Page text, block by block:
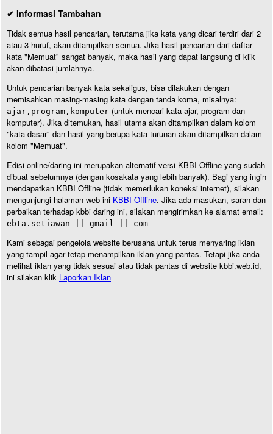
✔ Informasi Tambahan
Tidak semua hasil pencarian, terutama jika kata yang dicari terdiri dari 2
atau 3 huruf, akan ditampilkan semua. Jika hasil pencarian dari daftar
kata "Memuat" sangat banyak, maka hasil yang dapat langsung di klik
akan dibatasi jumlahnya.
Untuk pencarian banyak kata sekaligus, bisa dilakukan dengan
memisahkan masing-masing kata dengan tanda koma, misalnya:
ajar,program,komputer (untuk mencari kata ajar, program dan
komputer). Jika ditemukan, hasil utama akan ditampilkan dalam kolom
"kata dasar" dan hasil yang berupa kata turunan akan ditampilkan dalam
kolom "Memuat".
Edisi online/daring ini merupakan alternatif versi KBBI Offline yang sudah
dibuat sebelumnya (dengan kosakata yang lebih banyak). Bagi yang ingin
mendapatkan KBBI Offline (tidak memerlukan koneksi internet), silakan
mengunjungi halaman web ini KBBI Offline. Jika ada masukan, saran dan
perbaikan terhadap kbbi daring ini, silakan mengirimkan ke alamat email:
ebta.setiawan || gmail || com
Kami sebagai pengelola website berusaha untuk terus menyaring iklan
yang tampil agar tetap menampilkan iklan yang pantas. Tetapi jika anda
melihat iklan yang tidak sesuai atau tidak pantas di website kbbi.web.id,
ini silakan klik Laporkan Iklan